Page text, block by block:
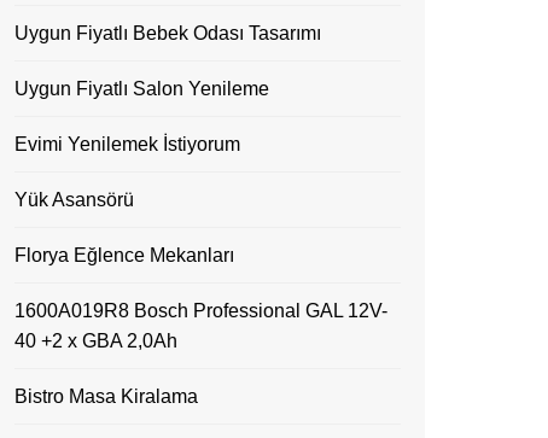
Uygun Fiyatlı Bebek Odası Tasarımı
Uygun Fiyatlı Salon Yenileme
Evimi Yenilemek İstiyorum
Yük Asansörü
Florya Eğlence Mekanları
1600A019R8 Bosch Professional GAL 12V-
40 +2 x GBA 2,0Ah
Bistro Masa Kiralama